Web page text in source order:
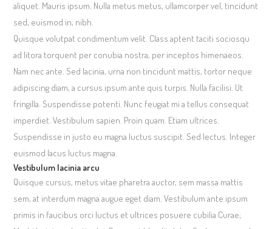
aliquet. Mauris ipsum. Nulla metus metus, ullamcorper vel, tincidunt
sed, euismod in, nibh.
Quisque volutpat condimentum velit. Class aptent taciti sociosqu
ad litora torquent per conubia nostra, per inceptos himenaeos.
Nam nec ante. Sed lacinia, urna non tincidunt mattis, tortor neque
adipiscing diam, a cursus ipsum ante quis turpis. Nulla facilisi. Ut
fringilla. Suspendisse potenti. Nunc feugiat mi a tellus consequat
imperdiet. Vestibulum sapien. Proin quam. Etiam ultrices.
Suspendisse in justo eu magna luctus suscipit. Sed lectus. Integer
euismod lacus luctus magna.
Vestibulum lacinia arcu
Quisque cursus, metus vitae pharetra auctor, sem massa mattis
sem, at interdum magna augue eget diam. Vestibulum ante ipsum
primis in faucibus orci luctus et ultrices posuere cubilia Curae;